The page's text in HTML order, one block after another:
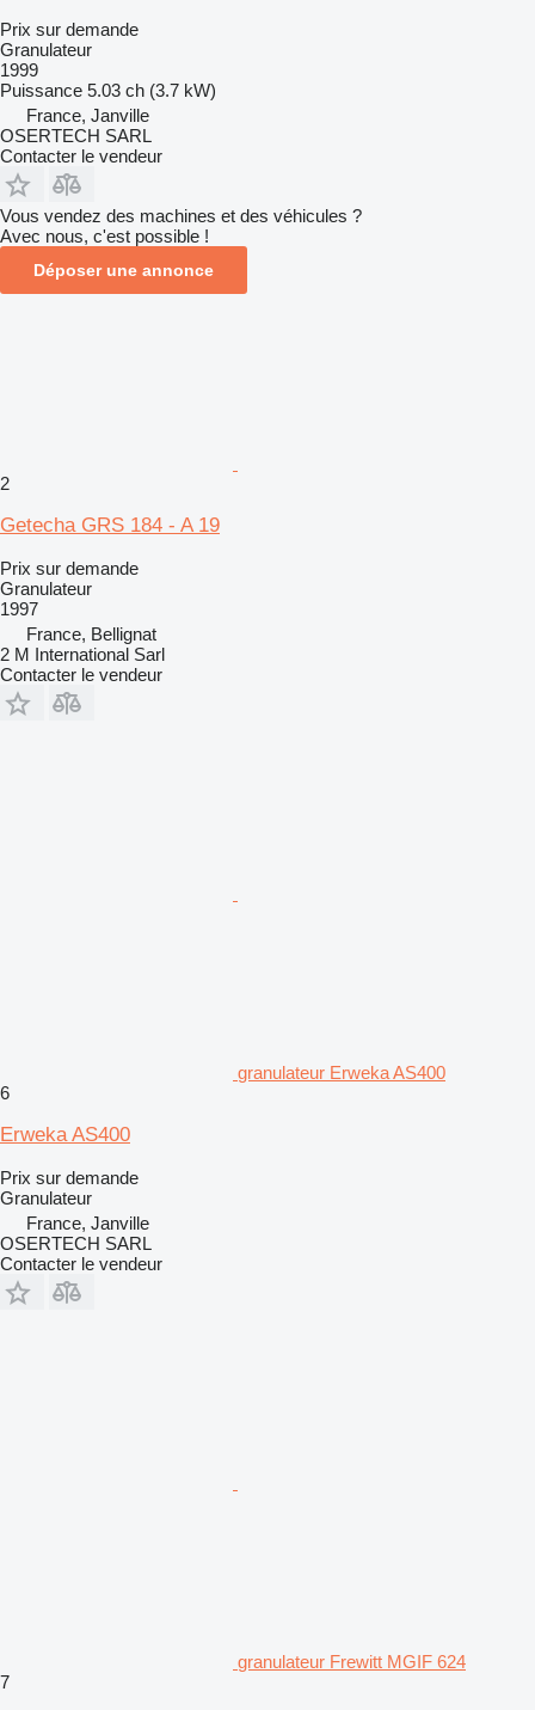
Prix sur demande
Granulateur
1999
Puissance 5.03 ch (3.7 kW)
France, Janville
OSERTECH SARL
Contacter le vendeur
Vous vendez des machines et des véhicules ?
Avec nous, c'est possible !
Déposer une annonce
2
Getecha GRS 184 - A 19
Prix sur demande
Granulateur
1997
France, Bellignat
2 M International Sarl
Contacter le vendeur
granulateur Erweka AS400
6
Erweka AS400
Prix sur demande
Granulateur
France, Janville
OSERTECH SARL
Contacter le vendeur
granulateur Frewitt MGIF 624
7